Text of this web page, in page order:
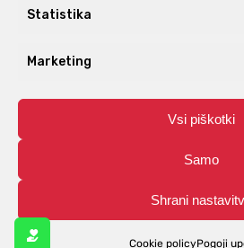
Statistika
Marketing
Vsi piškotki
Samo
Shrani
Cookie policyPogoji
© Aro | Vse pravice pridržane. |
Spletnik.si